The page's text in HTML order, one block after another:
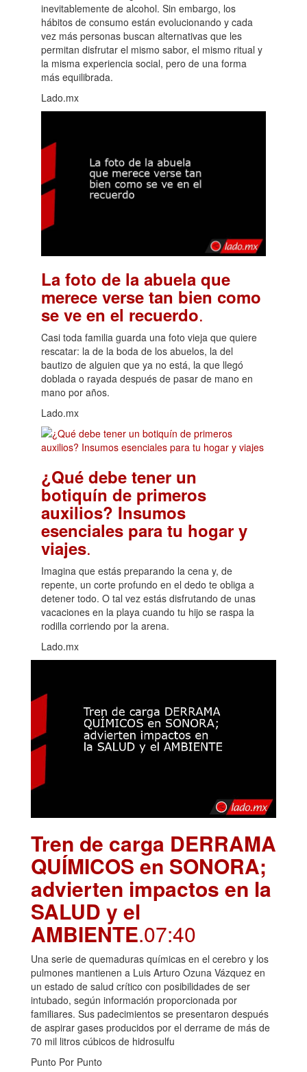
inevitablemente de alcohol. Sin embargo, los
hábitos de consumo están evolucionando y cada
vez más personas buscan alternativas que les
permitan disfrutar el mismo sabor, el mismo ritual y
la misma experiencia social, pero de una forma
más equilibrada.
Lado.mx
La foto de la abuela que
merece verse tan bien como
se ve en el recuerdo.
Casi toda familia guarda una foto vieja que quiere
rescatar: la de la boda de los abuelos, la del
bautizo de alguien que ya no está, la que llegó
doblada o rayada después de pasar de mano en
mano por años.
Lado.mx
¿Qué debe tener un
botiquín de primeros
auxilios? Insumos
esenciales para tu hogar y
viajes.
Imagina que estás preparando la cena y, de
repente, un corte profundo en el dedo te obliga a
detener todo. O tal vez estás disfrutando de unas
vacaciones en la playa cuando tu hijo se raspa la
rodilla corriendo por la arena.
Lado.mx
Tren de carga DERRAMA
QUÍMICOS en SONORA;
advierten impactos en la
SALUD y el
AMBIENTE.07:40
Una serie de quemaduras químicas en el cerebro y los
pulmones mantienen a Luis Arturo Ozuna Vázquez en
un estado de salud crítico con posibilidades de ser
intubado, según información proporcionada por
familiares. Sus padecimientos se presentaron después
de aspirar gases producidos por el derrame de más de
70 mil litros cúbicos de hidrosulfu
Punto Por Punto